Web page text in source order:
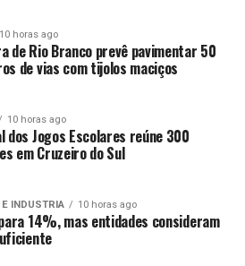
10 horas ago
de Rio Branco prevê pavimentar 50
de vias com tijolos maciços
10 horas ago
dos Jogos Escolares reúne 300
em Cruzeiro do Sul
E INDUSTRIA 10 horas ago
14%, mas entidades consideram